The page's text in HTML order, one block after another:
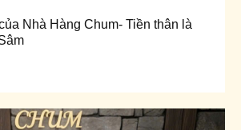
Nhà Hàng Chum- Tiền thân là